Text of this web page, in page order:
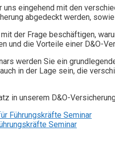
eingehend mit den
abgedeckt werden,
der Frage beschäftigen,
und die Vorteile einer D&O-
werden Sie ein
in der Lage sein, die
in unserem D&O-
Führungskräfte Seminar
Seminar